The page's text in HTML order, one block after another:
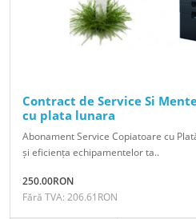
Contract de Service Si
cu plata lunara
Abonament Service Copiatoare cu
și eficiența echipamentelor ta..
250.00RON
Fără TVA: 206.61RON